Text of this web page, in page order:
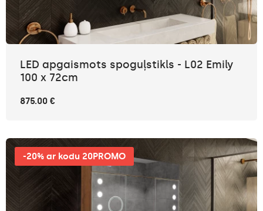
LED apgaismots spoguļstikls - L02 Emily
100 x 72cm
875.00 €
-20% ar kodu 20PROMO